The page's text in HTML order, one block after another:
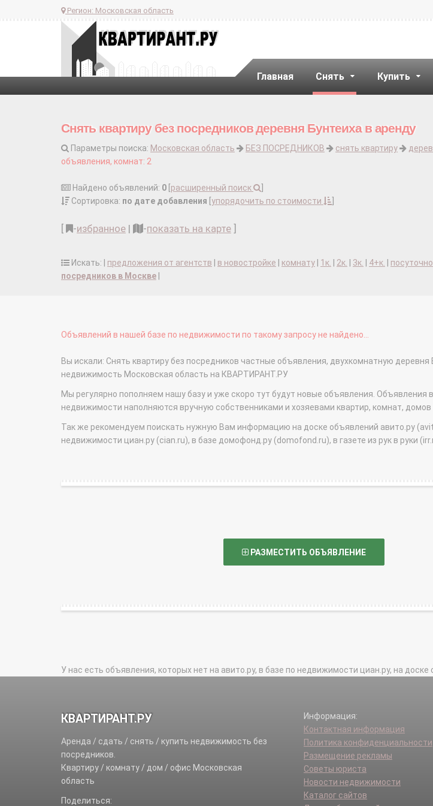
Регион: Московская область
Главная Снять Купить
Снять квартиру без посредников деревня Бунтеиха в аренду
Параметры поиска: Московская область БЕЗ ПОСРЕДНИКОВ снять квартиру
объявления, комнат: 2
Найдено объявлений: 0 расширенный поиск
Сортировка: по дате добавления упорядочить по стоимости
-избранное | -показать на карте
Искать: | предложения от агентств в новостройке комнату 1к. 2к. 3к. 4+к. посуточно
посредников в Москве
Объявлений в нашей базе по недвижимости по такому запросу не найдено...
Вы искали: Снять квартиру без посредников частные объявления, двухкомнатную деревня
недвижимость Московская область на КВАРТИРАНТ.РУ
Мы регулярно пополняем нашу базу и уже скоро тут будут новые объявления. Объявления
недвижимости наполняются вручную собственниками и хозяевами квартир, комнат, домов
Так же рекомендуем поискать нужную Вам информацию на доске объявлений авито.ру
недвижимости циан.ру (cian.ru), в базе домофонд.ру (domofond.ru), в газете из рук в руки
РАЗМЕСТИТЬ ОБЪЯВЛЕНИЕ
У нас есть объявления, которых нет на авито.ру, в базе по недвижимости циан.ру, на
КВАРТИРАНТ.РУ
Аренда / сдать / снять / купить недвижимость без
посредников.
Квартиру / комнату / дом / офис Московская
область
Поделиться:
Информация:
Контактная информация
Политика конфиденциальности
Размещение рекламы
Советы юриста
Новости недвижимости
Каталог сайтов